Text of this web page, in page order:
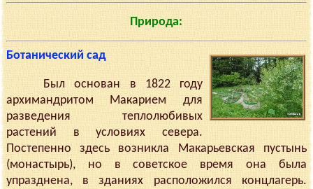
Природа:
Ботанический сад
Был основан в 1822 году
архимандритом Макарием для
разведения теплолюбивых
растений в условиях севера.
Постепенно здесь возникла Макарьевская пустынь
(монастырь), но в советское время она была
упразднена, в зданиях расположился концлагерь.